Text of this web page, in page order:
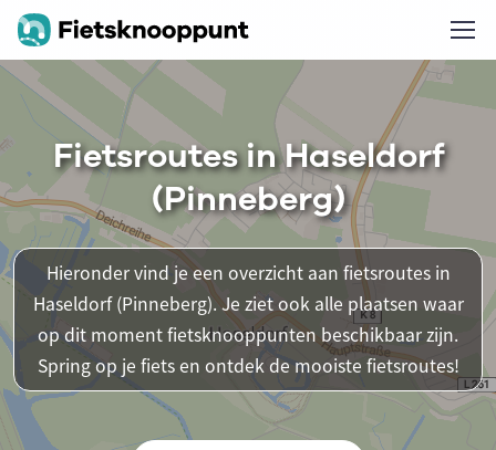
Fietsroutes in Haseldorf
(Pinneberg)
Hieronder vind je een overzicht aan fietsroutes in
Haseldorf (Pinneberg). Je ziet ook alle plaatsen waar
op dit moment fietsknooppunten beschikbaar zijn.
Spring op je fiets en ontdek de mooiste fietsroutes!